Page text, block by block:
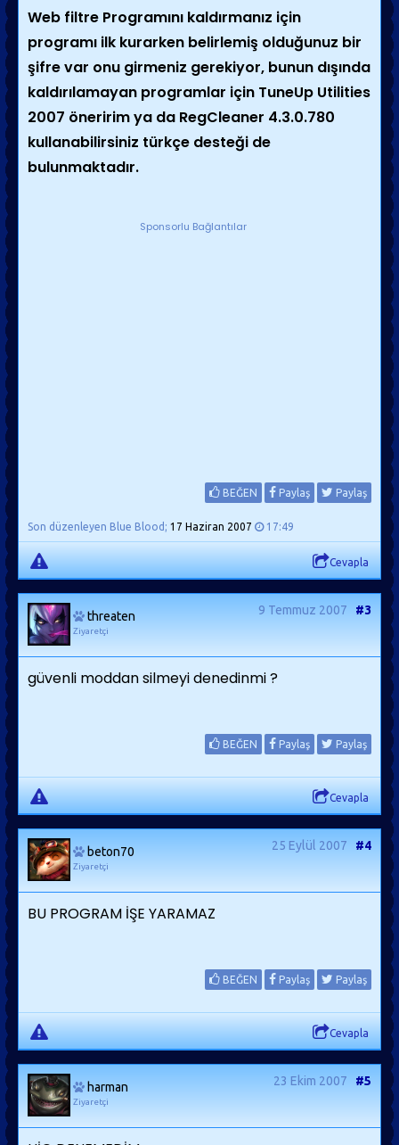
Web filtre Programını kaldırmanız için
programı ilk kurarken belirlemiş olduğunuz bir
şifre var onu girmeniz gerekiyor, bunun dışında
kaldırılamayan programlar için TuneUp Utilities
2007 öneririm ya da RegCleaner 4.3.0.780
kullanabilirsiniz türkçe desteği de
bulunmaktadır.
Sponsorlu Bağlantılar
BEĞEN Paylaş Paylaş
Son düzenleyen Blue Blood; 17 Haziran 2007 17:49
Cevapla
threaten
Ziyaretçi
9 Temmuz 2007 #3
güvenli moddan silmeyi denedinmi ?
BEĞEN Paylaş Paylaş
Cevapla
beton70
Ziyaretçi
25 Eylül 2007 #4
BU PROGRAM İŞE YARAMAZ
BEĞEN Paylaş Paylaş
Cevapla
harman
Ziyaretçi
23 Ekim 2007 #5